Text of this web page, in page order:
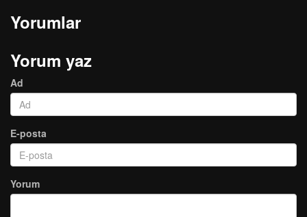
Yorumlar
Yorum yaz
Ad
E-posta
Yorum